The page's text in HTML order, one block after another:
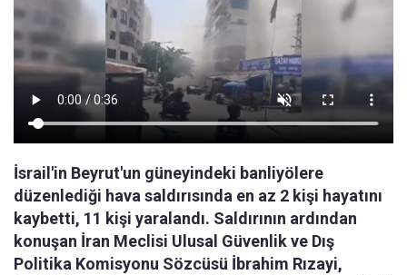
İsrail'in Beyrut'un güneyindeki banliyölere
düzenlediği hava saldırısında en az 2 kişi hayatını
kaybetti, 11 kişi yaralandı. Saldırının ardından
konuşan İran Meclisi Ulusal Güvenlik ve Dış
Politika Komisyonu Sözcüsü İbrahim Rızayi,